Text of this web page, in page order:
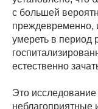
с большей
преждевременно,
умереть в период
естественно
Это
неблагоприятные